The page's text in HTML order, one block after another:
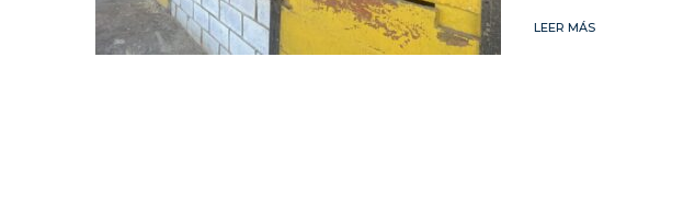
LEER MÁS